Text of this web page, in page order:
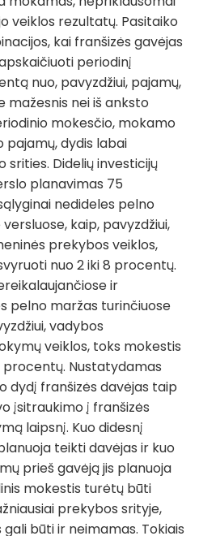
veiklos rezultatų. Pasitaiko
kai franšizės gavėjas
periodinį
nuo, pavyzdžiui, pajamų,
mažesnis nei iš anksto
mokesčio, mokamo
dydis labai
srities. Didelių investicijų
planavimas 75
nedideles pelno
kaip, pavyzdžiui,
prekybos veiklos,
nuo 2 iki 8 procentų.
ir
pelno maržas turinčiuose
vadybos
veiklos, toks mokestis
procentų. Nustatydamas
dydį franšizės davėjas taip
įsitraukimo į franšizės
laipsnį. Kuo didesnį
teikti davėjas ir kuo
prieš gavėją jis planuoja
mokestis turėtų būti
prekybos srityje,
būti ir neimamas. Tokiais